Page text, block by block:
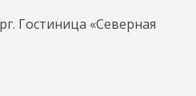
Гостиница «Северная